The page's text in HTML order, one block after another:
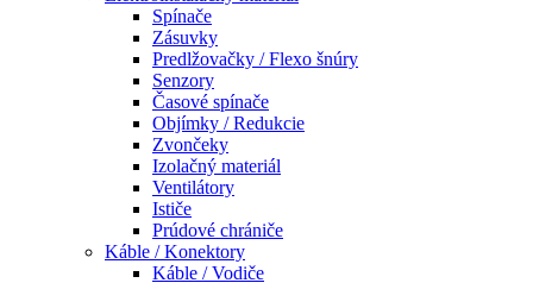
Spínače
Zásuvky
Predlžovačky / Flexo šnúry
Senzory
Časové spínače
Objímky / Redukcie
Zvončeky
Izolačný materiál
Ventilátory
Ističe
Prúdové chrániče
Káble / Konektory
Káble / Vodiče